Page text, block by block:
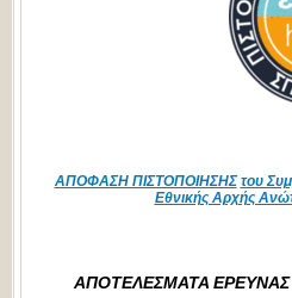
ΑΠΟΦΑΣΗ ΠΙΣΤΟΠΟΙΗΣΗΣ του
Εθνικής Αρχής
ΑΠΟΤΕΛΕΣΜΑΤΑ